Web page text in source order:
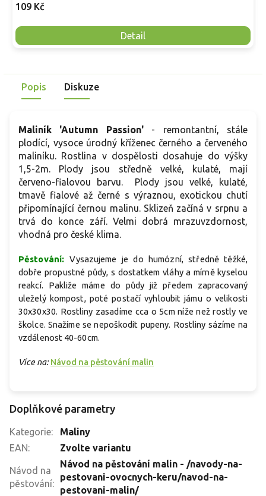
109 Kč
Detail
Popis Diskuze
Maliník 'Autumn Passion'-
remontantní, stále
plodící, vysoce úrodný kříženec černého a červeného
maliníku. Rostlina v dospělosti dosahuje do výšky
1,5-2m. Plody jsou středně velké, kulaté, mají
červeno-fialovou barvu.
Plody jsou velké,
kulaté,
tmavě fialové ažčerné s výraznou, exotickou chutí
připomínajícíčernou malinu.Sklizeň začíná v srpnu a
trvá do konce září. Velmi dobrá mrazuvzdornost,
vhodná pro české klima.
Pěstování: Vysazujeme je do humózní, středně těžké,
dobře propustné půdy, s dostatkem vláhy a mírně kyselou
reakcí. Pakliže máme do půdy již předem zapracovaný
uleželý kompost, poté postačí vyhloubit jámu o velikosti
30x30x30. Rostliny zasadíme cca o 5cm níže než rostly ve
školce. Snažíme se nepoškodit pupeny. Rostliny sázíme na
vzdálenost 40-60cm.
Více na: Návod na pěstování malin
Doplňkové parametry
Kategorie:
Maliny
EAN: Zvolte variantu
Návod na
pěstování:
Návod na pěstování malin - /navody-na-
pestovani-ovocnych-keru/navod-na-
pestovani-malin/